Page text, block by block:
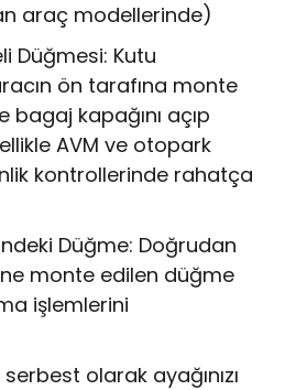
araç modellerinde)
Düğmesi: Kutu
ön tarafına monte
kapağını açıp
AVM ve otopark
kontrollerinde rahatça
Düğme: Doğrudan
monte edilen düğme
işlemlerini
olarak ayağınızı